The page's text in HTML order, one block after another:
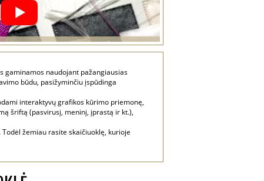
gaminamos naudojant pažangiausias
būdu, pasižyminčiu įspūdinga
interaktyvų grafikos kūrimo priemonę,
šriftą (pasvirusį, meninį, įprastą ir kt.),
žemiau rasite skaičiuoklę, kurioje